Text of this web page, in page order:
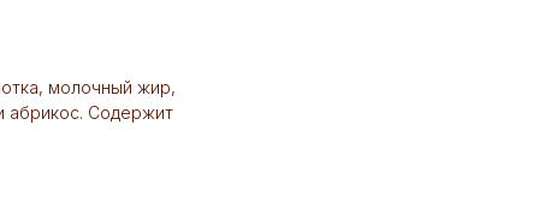
молочный жир,
абрикос. Содержит